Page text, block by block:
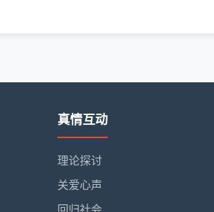
真情互动
理论探讨
关爱心声
回归社会